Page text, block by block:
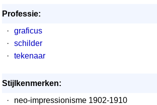
Professie:
·
graficus
·
schilder
·
tekenaar
Stijlkenmerken:
·
neo-impressionisme 1902-1910